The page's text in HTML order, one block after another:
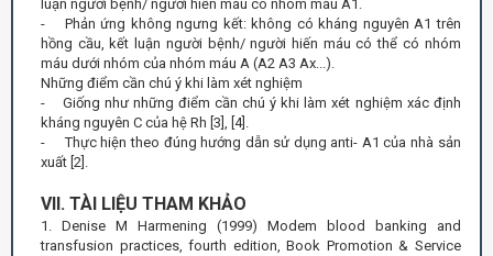
luận người bệnh/ người hiến máu có nhóm máu A1.
- Phản ứng không ngưng kết: không có kháng nguyên A1 trên
hồng cầu, kết luận người bệnh/ người hiến máu có thể có nhóm
máu dưới nhóm của nhóm máu A (A2 A3 Ax...).
Những điểm cần chú ý khi làm xét nghiệm
- Giống như những điểm cần chú ý khi làm xét nghiệm xác định
kháng nguyên C của hệ Rh [3], [4].
- Thực hiện theo đúng hướng dẫn sử dụng anti- A1 của nhà sản
xuất [2].
VII. TÀI LIỆU THAM KHẢO
1. Denise M Harmening (1999) Modem blood banking and
transfusion practices, fourth edition, Book Promotion & Service